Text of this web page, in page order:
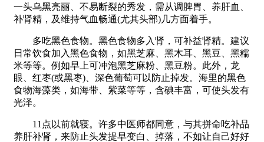
一头乌黑亮丽、不易断裂的秀发，需从调脾胃、养肝血、
补肾精，及维持气血畅通(尤其头部)几方面着手。
多吃黑色食物。黑色食物多入肾，可补益肾精。建议
日常饮食加入黑色食物，如黑芝麻、黑木耳、黑豆、黑糯
米等等。例如早上可冲泡黑芝麻粉、黑豆粉。此外，龙
眼、红枣(或黑枣)、深色葡萄可以防止掉发。海里的黑色
食物海藻类，如海带、紫菜等等，含碘丰富，可使头发有
光泽。
11点以前就寝。许多中医师都同意，与其拼命吃补品
养肝补肾，来防止头发提早变白、掉落，不如让自己好好